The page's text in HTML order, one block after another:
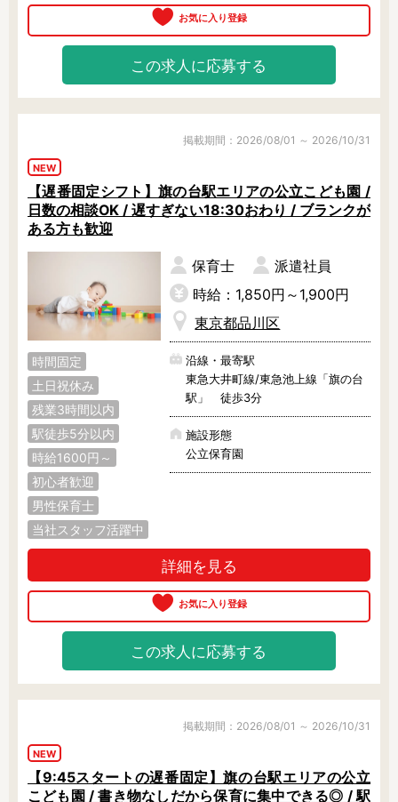
この求人に応募する
掲載期間：2026/08/01 ～ 2026/10/31
NEW
【遅番固定シフト】旗の台駅エリアの公立こども園 /
日数の相談OK / 遅すぎない18:30おわり / ブランクが
ある方も歓迎
時間固定
土日祝休み
残業3時間以内
駅徒歩5分以内
時給1600円～
初心者歓迎
男性保育士
当社スタッフ活躍中
保育士
派遣社員
時給：1,850円～1,900円
東京都品川区
沿線・最寄駅
東急大井町線/東急池上線「旗の台
駅」 徒歩3分
施設形態
公立保育園
詳細を見る
この求人に応募する
掲載期間：2026/08/01 ～ 2026/10/31
NEW
【9:45スタートの遅番固定】旗の台駅エリアの公立
こども園 / 書き物なしだから保育に集中できる◎ / 駅